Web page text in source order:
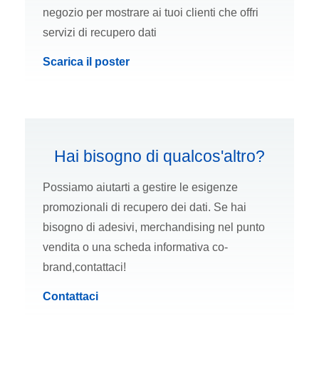
negozio per mostrare ai tuoi clienti che offri
servizi di recupero dati
Scarica il poster
Hai bisogno di qualcos'altro?
Possiamo aiutarti a gestire le esigenze
promozionali di recupero dei dati. Se hai
bisogno di adesivi, merchandising nel punto
vendita o una scheda informativa co-
brand,contattaci!
Contattaci